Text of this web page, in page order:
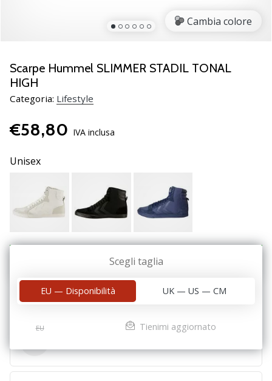
un
fanatico
della
pallavolo
noi?
Unisciti
a
noi
marchio
Ambassador.
Weplayvolleyball
program
il
tuo
Cambia colore
Scarpe Hummel SLIMMER STADIL TONAL
HIGH
Categoria: Lifestyle
€58,80 IVA inclusa
Unisex
EU
Scegli taglia
EU — Disponibilità UK — US — CM
EU Tienimi aggiornato